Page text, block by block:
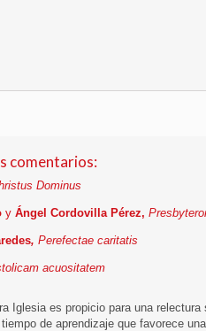
comentarios:
Dominus
y Ángel Cordovilla Pérez,
, Perefectae caritatis
acuositatem
Iglesia es propicio para una
de aprendizaje que favorece